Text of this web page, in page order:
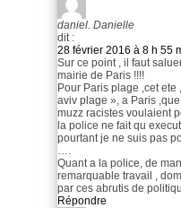
daniel. Danielle
dit :
28 février 2016 à 8 h 55
Sur ce point , il faut
mairie de Paris !!!!
Pour Paris plage ,cet ete
aviv plage », a Paris
muzz racistes voulaient
la police ne fait qu
pourtant je ne suis pas
….
Quant a la police, de
remarquable travail ,
par ces abrutis de
Répondre